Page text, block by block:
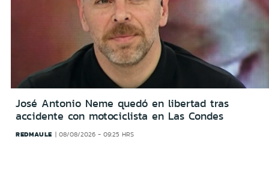
José Antonio Neme quedó en libertad tras
accidente con motociclista en Las Condes
REDMAULE 08/08/2026 - 09:25 HRS